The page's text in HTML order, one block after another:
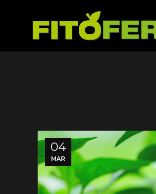
04
MAR